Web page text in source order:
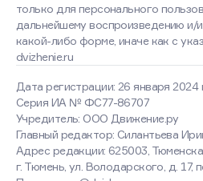
Дата регистрации: 26 января 2024
Серия ИА № ФС77-86707
Учредитель: ООО Движение.ру
Главный редактор: Силантьева
Адрес редакции: 625003,
г. Тюмень, ул. Володарского, д. 17,
только для персонального
дальнейшему воспроизведению и/
какой-либо форме, иначе как с
dvizhenie.ru